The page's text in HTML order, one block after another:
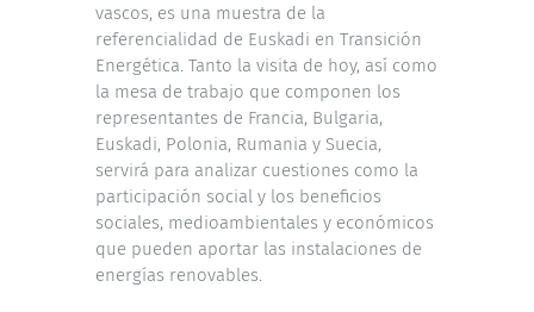
vascos, es una muestra de la
referencialidad de Euskadi en Transición
Energética. Tanto la visita de hoy, así como
la mesa de trabajo que componen los
representantes de Francia, Bulgaria,
Euskadi, Polonia, Rumania y Suecia,
servirá para analizar cuestiones como la
participación social y los beneficios
sociales, medioambientales y económicos
que pueden aportar las instalaciones de
energías renovables.